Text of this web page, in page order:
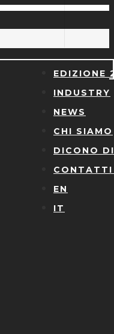
EDIZIONE
INDUSTRY
NEWS
CHI SIAMO
DICONO
CONTATTI
EN
IT